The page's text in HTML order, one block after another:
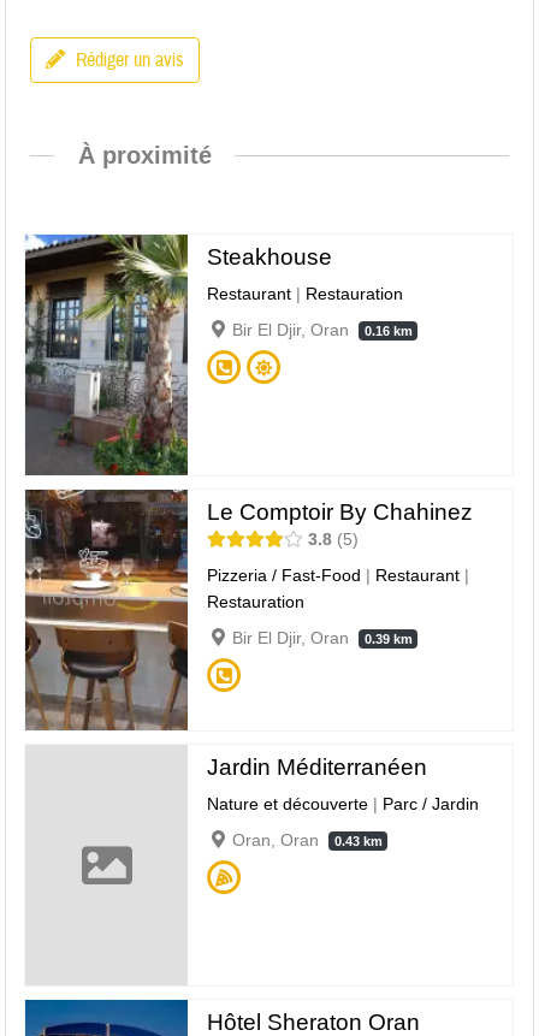
Rédiger un avis
À proximité
Steakhouse
Restaurant | Restauration
Bir El Djir, Oran
0.16 km
Le Comptoir By Chahinez
3.8
5
Pizzeria / Fast-Food | Restaurant |
Restauration
Bir El Djir, Oran
0.39 km
Jardin Méditerranéen
Nature et découverte | Parc / Jardin
Oran, Oran
0.43 km
Hôtel Sheraton Oran